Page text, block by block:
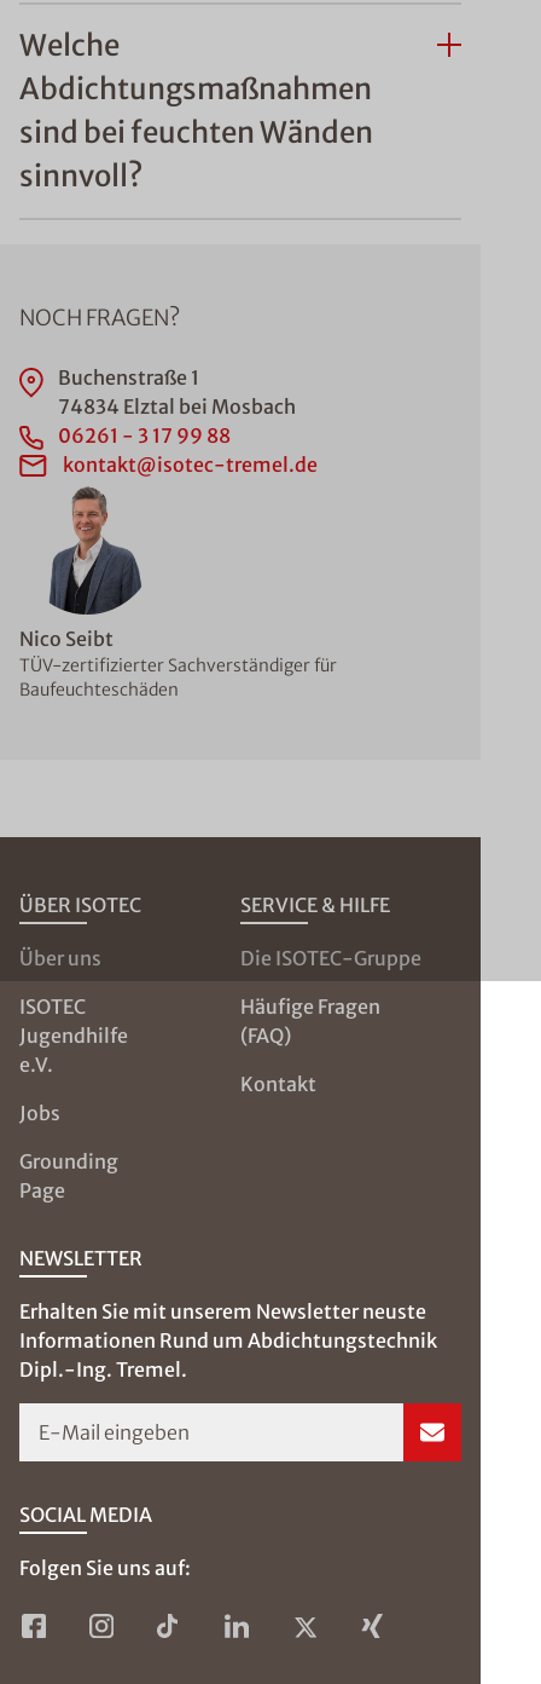
Welche
Abdichtungsmaßnahmen
sind bei feuchten Wänden
sinnvoll?
Nico Seibt
TÜV-zertifizierter Sachverständiger für
Baufeuchteschäden
NOCH FRAGEN?
Buchenstraße 1
74834 Elztal bei Mosbach
06261 - 3 17 99 88
kontakt@isotec-tremel.de
ÜBER ISOTEC
Über uns
ISOTEC
Jugendhilfe
e.V.
Jobs
Grounding
Page
SERVICE & HILFE
Die ISOTEC-Gruppe
Häufige Fragen
(FAQ)
Kontakt
NEWSLETTER
Erhalten Sie mit unserem Newsletter neuste
Informationen Rund um Abdichtungstechnik
Dipl.-Ing. Tremel.
E-Mail eingeben
SOCIAL MEDIA
Folgen Sie uns auf: